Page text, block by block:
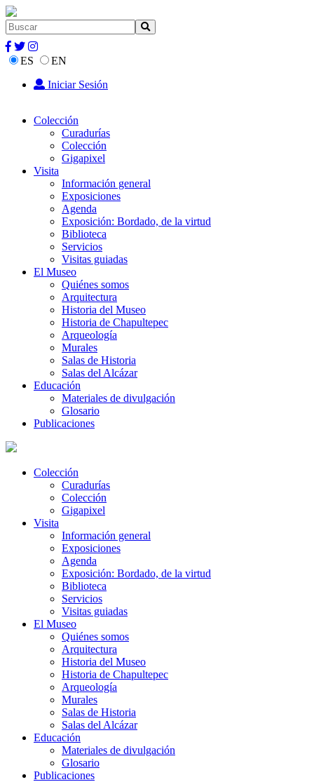
ES
EN
Iniciar Sesión
Colección
Curadurías
Colección
Gigapixel
Visita
Información general
Exposiciones
Agenda
Exposición: Bordado, de la virtud
Biblioteca
Servicios
Visitas guiadas
El Museo
Quiénes somos
Arquitectura
Historia del Museo
Historia de Chapultepec
Arqueología
Murales
Salas de Historia
Salas del Alcázar
Educación
Materiales de divulgación
Glosario
Publicaciones
Colección
Curadurías
Colección
Gigapixel
Visita
Información general
Exposiciones
Agenda
Exposición: Bordado, de la virtud
Biblioteca
Servicios
Visitas guiadas
El Museo
Quiénes somos
Arquitectura
Historia del Museo
Historia de Chapultepec
Arqueología
Murales
Salas de Historia
Salas del Alcázar
Educación
Materiales de divulgación
Glosario
Publicaciones